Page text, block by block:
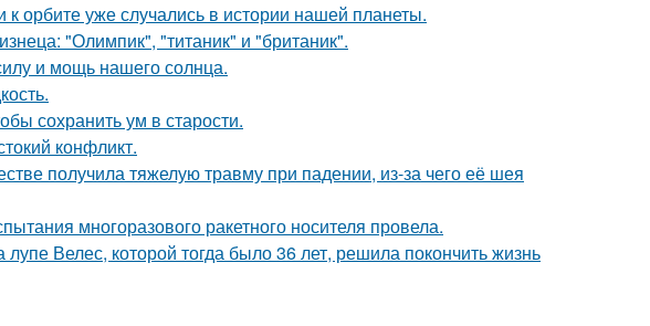
орбите уже случались в истории нашей планеты.
"Олимпик", "титаник" и "британик".
и мощь нашего солнца.
сохранить ум в старости.
конфликт.
получила тяжелую травму при падении, из-за чего её шея
многоразового ракетного носителя провела.
лупе Велес, которой тогда было 36 лет, решила покончить жизнь